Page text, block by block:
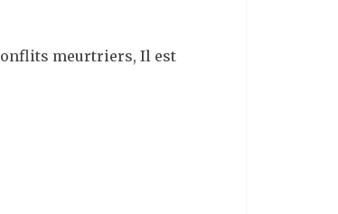
meurtriers, Il est